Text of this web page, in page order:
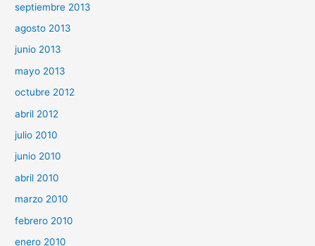
septiembre 2013
agosto 2013
junio 2013
mayo 2013
octubre 2012
abril 2012
julio 2010
junio 2010
abril 2010
marzo 2010
febrero 2010
enero 2010